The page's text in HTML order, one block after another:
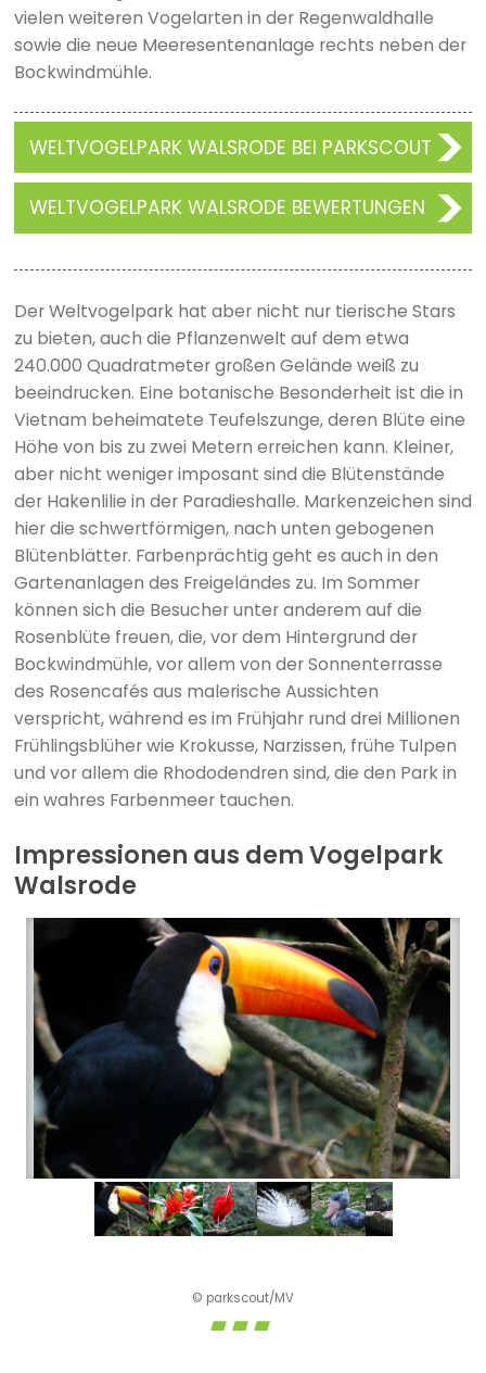
vielen weiteren Vogelarten in der Regenwaldhalle
sowie die neue Meeresentenanlage rechts neben der
Bockwindmühle.
WELTVOGELPARK WALSRODE BEI PARKSCOUT
WELTVOGELPARK WALSRODE BEWERTUNGEN
Der Weltvogelpark hat aber nicht nur tierische Stars
zu bieten, auch die Pflanzenwelt auf dem etwa
240.000 Quadratmeter großen Gelände weiß zu
beeindrucken. Eine botanische Besonderheit ist die in
Vietnam beheimatete Teufelszunge, deren Blüte eine
Höhe von bis zu zwei Metern erreichen kann. Kleiner,
aber nicht weniger imposant sind die Blütenstände
der Hakenlilie in der Paradieshalle. Markenzeichen sind
hier die schwertförmigen, nach unten gebogenen
Blütenblätter. Farbenprächtig geht es auch in den
Gartenanlagen des Freigeländes zu. Im Sommer
können sich die Besucher unter anderem auf die
Rosenblüte freuen, die, vor dem Hintergrund der
Bockwindmühle, vor allem von der Sonnenterrasse
des Rosencafés aus malerische Aussichten
verspricht, während es im Frühjahr rund drei Millionen
Frühlingsblüher wie Krokusse, Narzissen, frühe Tulpen
und vor allem die Rhododendren sind, die den Park in
ein wahres Farbenmeer tauchen.
Impressionen aus dem Vogelpark
Walsrode
© parkscout/MV